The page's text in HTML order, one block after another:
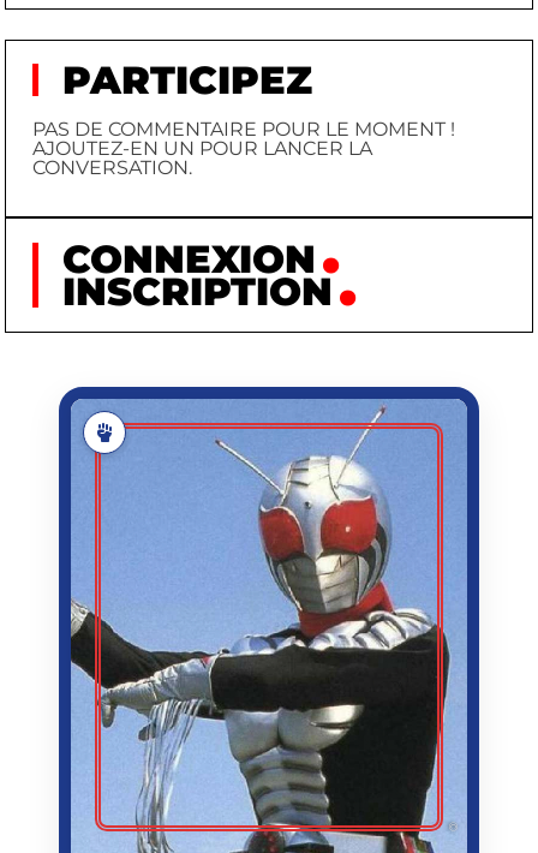
PARTICIPEZ
PAS DE COMMENTAIRE POUR LE MOMENT !
AJOUTEZ-EN UN POUR LANCER LA
CONVERSATION.
CONNEXION
INSCRIPTION
©
KAMEN RIDER
PRÉNOM
KAMEN RIDER (TAKESHI
HONGO / KAMEN RIDER
1)
CRÉATEUR
SHOTARO ISHINOMORI
NAISSANCE
1946/08/15 (DANS
L'ŒUVRE : DATE DE
NAISSANCE DE TAKESHI
HONGO)
PREMIÈRE
SÉRIE TÉLÉVISÉE
KAMEN RIDER (ÉPISODE
1) SUR MAINICHI
BROADCASTING
SYSTEM
DATE
D'APPARITION
1971/04/03
ACTIVITÉ
ÉTUDIANT EN
BIOCHIMIE, MOTARD,
SUPER-HÉROS
CYBERNÉTIQUE
MUTANT